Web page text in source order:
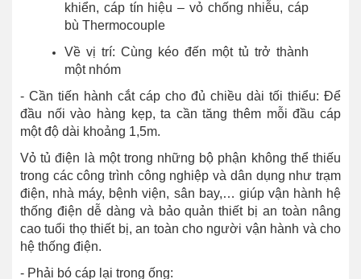
khiển, cáp tín hiệu – vỏ chống nhiễu, cáp
bù Thermocouple
Về vị trí: Cùng kéo đến một tủ trở thành
một nhóm
- Cần tiến hành cắt cáp cho đủ chiều dài tối thiểu: Để
đầu nối vào hàng kẹp, ta cần tăng thêm mỗi đầu cáp
một độ dài khoảng 1,5m.
Vỏ tủ điện
là một trong những bộ phận không thể thiếu
trong các công trình công nghiệp và dân dụng như trạm
điện, nhà máy, bệnh viện, sân bay,… giúp vận hành hệ
thống điện dễ dàng và bảo quản thiết bị an toàn nâng
cao tuổi thọ thiết bị, an toàn cho người vận hành và cho
hệ thống điện.
- Phải bó cáp lại trong ống: